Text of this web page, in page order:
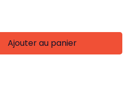
Ajouter au panier